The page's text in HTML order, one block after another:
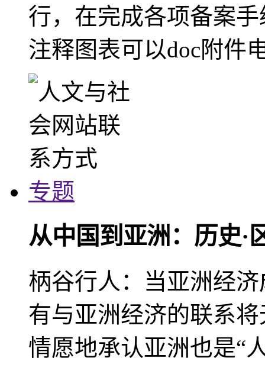
行，在完成各项备案
注释图表可以doc附件
专题
从中国到亚洲：历史·
柄谷行人：当亚洲经
有与亚洲经济的联系
情愿地承认亚洲也是“